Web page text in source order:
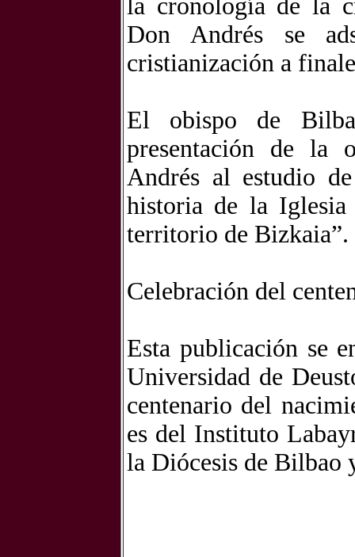
la cronología de la
Don Andrés se
cristianización a
El obispo de
presentación de la
Andrés al estudio
historia de la Iglesia
territorio de Bizkaia”.
Celebración del
Esta publicación se
Universidad de
centenario del
es del Instituto
la Diócesis de Bilbao